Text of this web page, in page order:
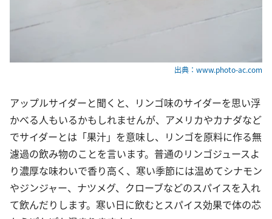
出典：www.photo-ac.com
アップルサイダーと聞くと、リンゴ味のサイダーを思い浮
かべる人もいるかもしれませんが、アメリカやカナダなど
でサイダーとは「果汁」を意味し、リンゴを原料に作る無
濾過の飲み物のことを言います。普通のリンゴジュースよ
り濃厚な味わいで香り高く、寒い季節には温めてシナモン
やジンジャー、ナツメグ、クローブなどのスパイスを入れ
て飲んだりします。寒い日に飲むとスパイス効果で体の芯